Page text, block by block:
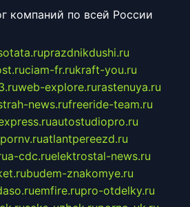
компаний по всей России
prazdnikdushi.ru
ciam-fr.rukraft-you.ru
web-explore.rurastenuya.ru
news.rufreeride-team.ru
autostudiopro.ru
pornv.ruatlantpereezd.ru
a-cdc.ruelektrostal-news.ru
budem-znakomye.ru
emfire.rupro-otdelky.ru